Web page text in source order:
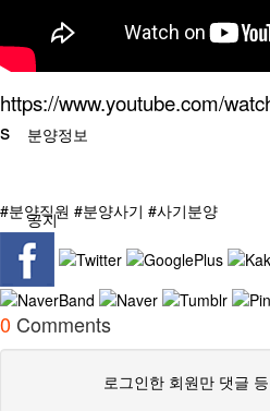
분석/칼럼
분양정보
공지
https://www.youtube.com/
s
#분양직원 #분양사기 #사기분양
0 Comments
로그인한 회원만 댓글